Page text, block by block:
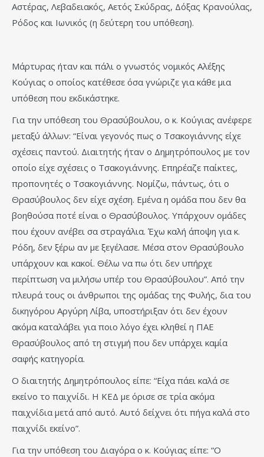
Αστέρας, Λεβαδειακός, Αετός Σκύδρας, Δόξας Κρανούλας,
Ρόδος και Ιωνικός (η δεύτερη του υπόθεση).
Μάρτυρας ήταν και πάλι ο γνωστός νομικός Αλέξης
Κούγιας ο οποίος κατέθεσε όσα γνώριζε για κάθε μια
υπόθεση που εκδικάστηκε.
Για την υπόθεση του Θρασύβουλου, ο κ. Κούγιας ανέφερε
μεταξύ άλλων: “Είναι γεγονός πως ο Τσακογιάννης είχε
σχέσεις παντού. Διαιτητής ήταν ο Δημητρόπουλος με τον
οποίο είχε σχέσεις ο Τσακογιάννης. Επηρέαζε παίκτες,
προπονητές ο Τσακογιάννης. Νομίζω, πάντως, ότι ο
Θρασύβουλος δεν είχε σχέση. Εμένα η ομάδα που δεν θα
βοηθούσα ποτέ είναι ο Θρασύβουλος. Υπάρχουν ομάδες
που έχουν ανέβει σα στραγάλια. Έχω καλή άποψη για κ.
Ρόδη, δεν ξέρω αν με ξεγέλασε. Μέσα στον Θρασύβουλο
υπάρχουν και κακοί. Θέλω να πω ότι δεν υπήρχε
περίπτωση να μιλήσω υπέρ του Θρασύβουλου”. Από την
πλευρά τους οι άνθρωποι της ομάδας της Φυλής, δια του
δικηγόρου Αργύρη Λίβα, υποστήριξαν ότι δεν έχουν
ακόμα καταλάβει για ποιο λόγο έχει κληθεί η ΠΑΕ
Θρασύβουλος από τη στιγμή που δεν υπάρχει καμία
σαφής κατηγορία.
Ο διαιτητής Δημητρόπουλος είπε: “Είχα πάει καλά σε
εκείνο το παιχνίδι. Η ΚΕΔ με όρισε σε τρία ακόμα
παιχνίδια μετά από αυτό. Αυτό δείχνει ότι πήγα καλά στο
παιχνίδι εκείνο”.
Για την υπόθεση του Διαγόρα ο κ. Κούγιας είπε: “Ο